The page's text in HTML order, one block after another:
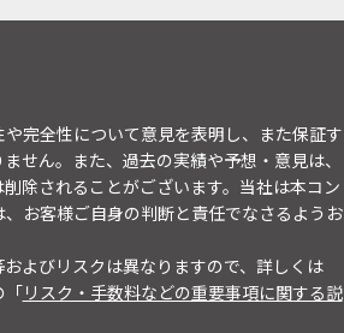
完全性について意見を表明し、また保証す
せん。また、過去の実績や予想・意見は、
除されることがございます。当社は本コン
お客様ご自身の判断と責任でなさるようお
よびリスクは異なりますので、詳しくは
「リスク・手数料などの重要事項に関する説